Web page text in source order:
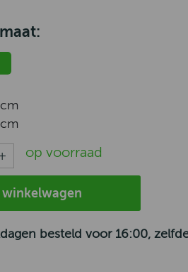
op voorraad
winkelwagen
besteld voor 16:00,